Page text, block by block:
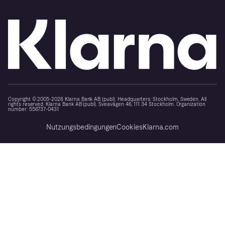
Copyright © 2005-2026 Klarna Bank AB (publ). Headquarters: Stockholm, Sweden. All
rights reserved. Klarna Bank AB (publ). Sveavägen 46, 111 34 Stockholm. Organization
number: 556737-0431
NutzungsbedingungenCookiesKlarna.com